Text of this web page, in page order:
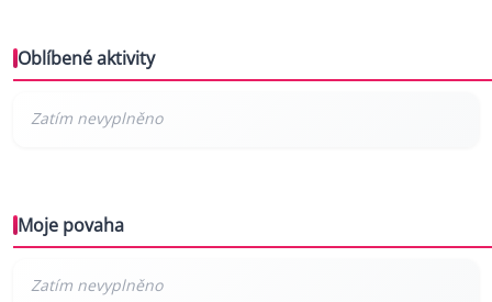
Oblíbené aktivity
Moje povaha